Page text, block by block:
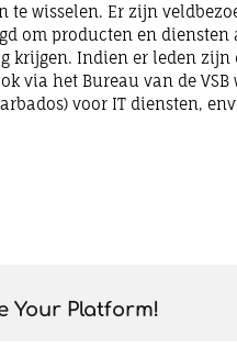
te wisselen. Er zijn
om producten en
krijgen. Indien er leden
via het Bureau van de
voor IT diensten,
Your Platform!